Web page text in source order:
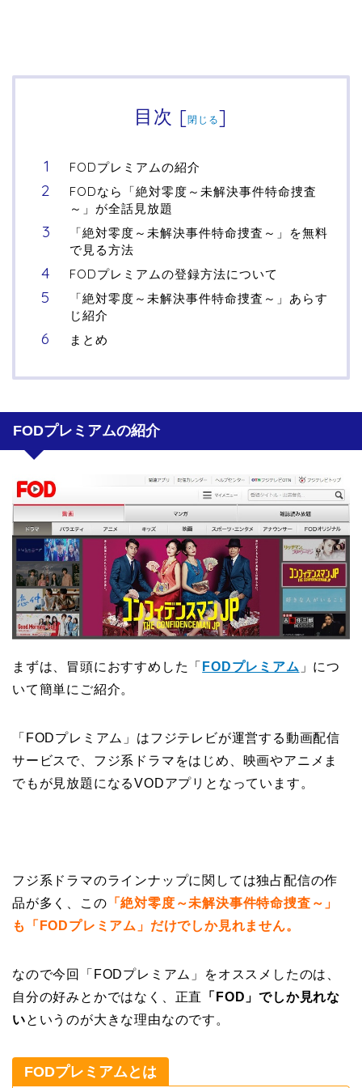
目次 [閉じる]
FODプレミアムの紹介
FODなら「絶対零度～未解決事件特命捜査
～」が全話見放題
「絶対零度～未解決事件特命捜査～」を無料
で見る方法
FODプレミアムの登録方法について
「絶対零度～未解決事件特命捜査～」あらす
じ紹介
まとめ
FODプレミアムの紹介
まずは、冒頭におすすめした「 FODプレミアム 」につ
いて簡単にご紹介。
「FODプレミアム」はフジテレビが運営する動画配信
サービスで、フジ系ドラマをはじめ、映画やアニメま
でもが見放題になるVODアプリとなっています。
フジ系ドラマのラインナップに関しては独占配信の作
品が多く、この 「絶対零度～未解決事件特命捜査～」
も「FODプレミアム」だけでしか見れません。
なので今回「FODプレミアム」をオススメしたのは、
自分の好みとかではなく、正直
「FOD」でしか見れな
いというのが大きな理由なのです。
FODプレミアムとは